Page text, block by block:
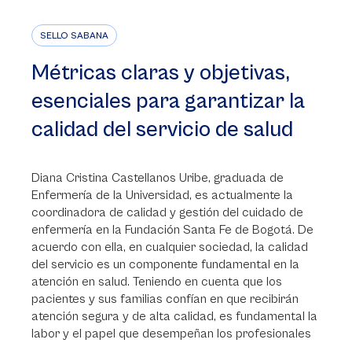
SELLO SABANA
Métricas claras y objetivas,
esenciales para garantizar la
calidad del servicio de salud
Diana Cristina Castellanos Uribe, graduada de
Enfermería de la Universidad, es actualmente la
coordinadora de calidad y gestión del cuidado de
enfermería en la Fundación Santa Fe de Bogotá. De
acuerdo con ella, en cualquier sociedad, la calidad
del servicio es un componente fundamental en la
atención en salud. Teniendo en cuenta que los
pacientes y sus familias confían en que recibirán
atención segura y de alta calidad, es fundamental la
labor y el papel que desempeñan los profesionales